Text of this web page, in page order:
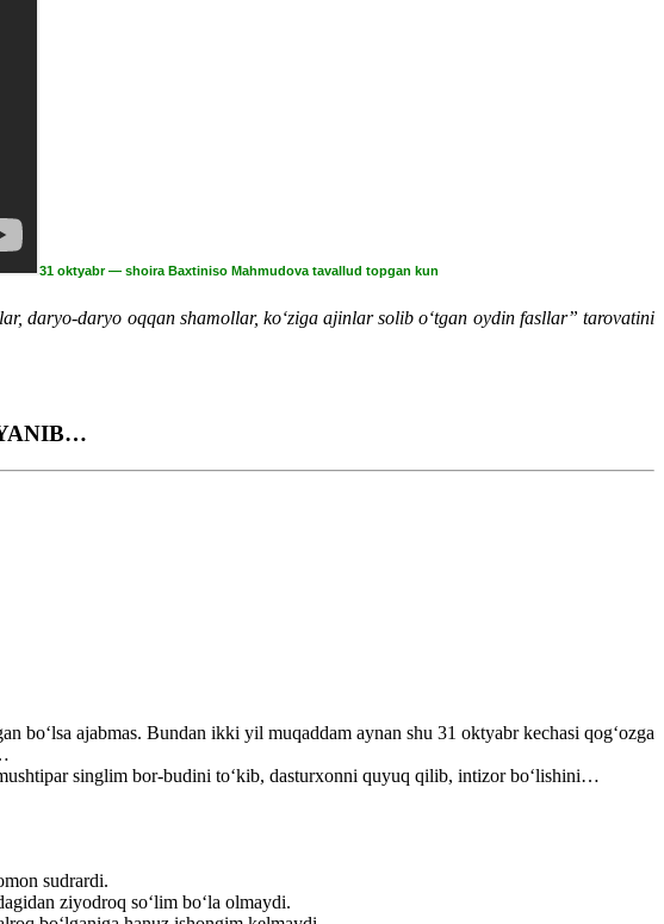
31 oktyabr — shoira Baxtiniso Mahmudova tavallud topgan kun
daryo-daryo oqqan shamollar, ko‘ziga ajinlar solib o‘tgan oydin fasllar” tarovatini
bo‘lsa ajabmas. Bundan ikki yil muqaddam aynan shu 31 oktyabr kechasi qog‘ozga
singlim bor-budini to‘kib, dasturxonni quyuq qilib, intizor bo‘lishini…
sudrardi.
ziyodroq so‘lim bo‘la olmaydi.